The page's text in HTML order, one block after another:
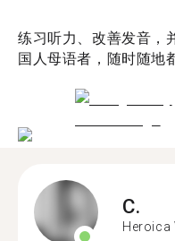
练习听力、改善发音，
国人母语者，随时随地
C.
Heroica